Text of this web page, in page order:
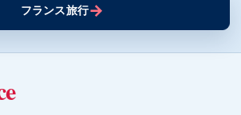
フランス旅行→